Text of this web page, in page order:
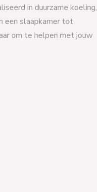
in duurzame koeling,
een slaapkamer tot
om te helpen met jouw